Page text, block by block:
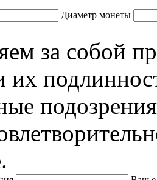
Диаметр монеты
за собой
их